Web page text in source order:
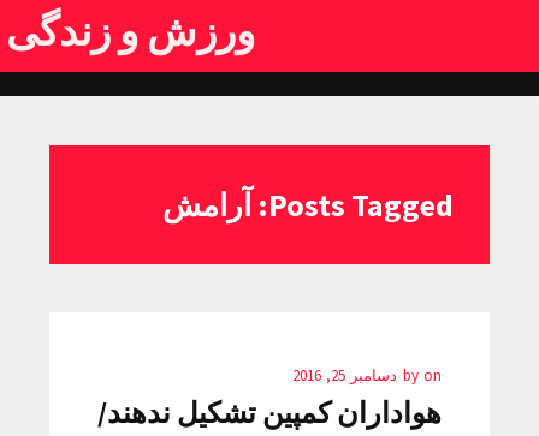
ورزش و زندگی
Posts Tagged: آرامش
by on دسامبر 25, 2016
هواداران کمپین تشکیل ندهند/